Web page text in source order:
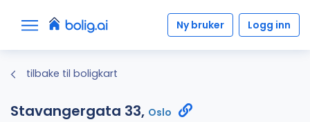
Ny bruker Logg inn
tilbake til boligkart
Stavangergata 33, Oslo